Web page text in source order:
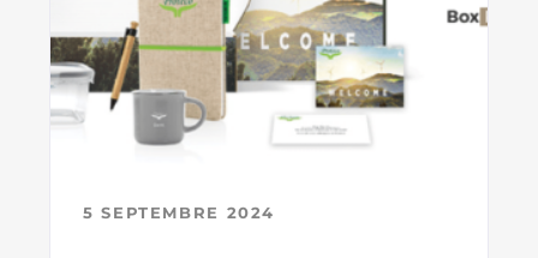
5 SEPTEMBRE 2024